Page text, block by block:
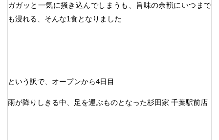
ガガッと一気に掻き込んでしまうも、旨味の余韻にいつまで
も浸れる、そんな1食となりました
という訳で、オープンから4日目
雨が降りしきる中、足を運ぶものとなった杉田家 千葉駅前店